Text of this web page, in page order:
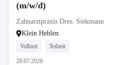
(m/w/d)
Zahnarztpraxis Dres. Siekmann
Klein Hehlen
Vollzeit Teilzeit
28.07.2026